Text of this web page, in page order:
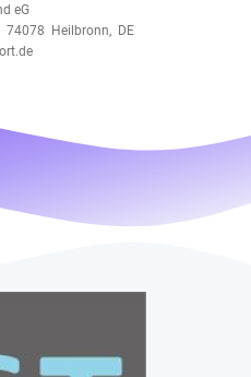
eG
74078 Heilbronn, DE